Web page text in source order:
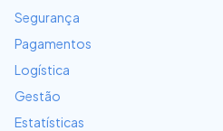
Segurança
Pagamentos
Logística
Gestão
Estatísticas